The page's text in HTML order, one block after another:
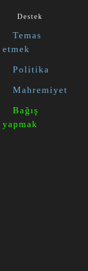
Destek
Temas
etmek
Politika
Mahremiyet
Bağış
yapmak